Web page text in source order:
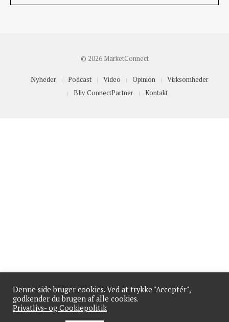
© 2026 MarketConnect
Nyheder Podcast Video Opinion
Virksomheder
Bliv ConnectPartner
Kontakt
Denne side bruger cookies. Ved at trykke "Acceptér",
godkender du brugen af alle cookies.
Privatlivs- og Cookiepolitik